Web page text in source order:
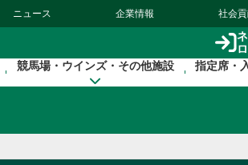
ニュース 企業情報 社会
競馬場・ウインズ・その他施設 指定席・